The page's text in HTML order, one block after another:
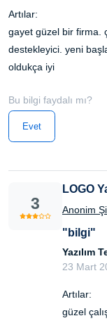
Artılar:
gayet güzel bir firma.
destekleyici. yeni
oldukça iyi
Bu bilgi faydalı mı?
Evet
3
LOGO
Anonim
"bilgi"
Yazılım
23 Mart
Artılar:
güzel